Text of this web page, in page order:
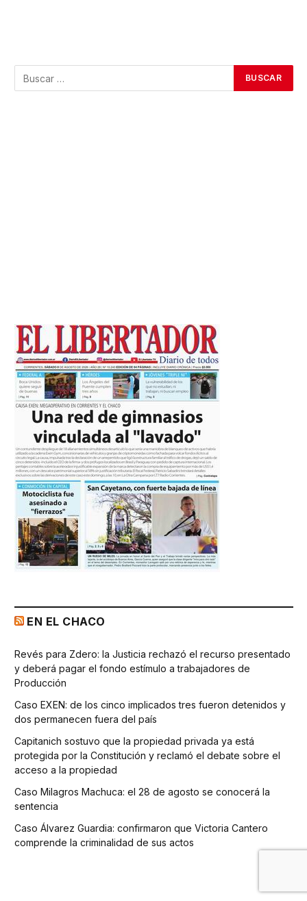
EN EL CHACO
Revés para Zdero: la Justicia rechazó el recurso presentado
y deberá pagar el fondo estímulo a trabajadores de
Producción
Caso EXEN: de los cinco implicados tres fueron detenidos y
dos permanecen fuera del país
Capitanich sostuvo que la propiedad privada ya está
protegida por la Constitución y reclamó el debate sobre el
acceso a la propiedad
Caso Milagros Machuca: el 28 de agosto se conocerá la
sentencia
Caso Álvarez Guardia: confirmaron que Victoria Cantero
comprende la criminalidad de sus actos